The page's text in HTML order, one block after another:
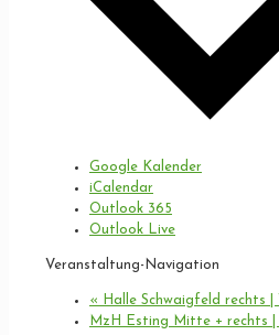
Google Kalender
iCalendar
Outlook 365
Outlook Live
Veranstaltung-Navigation
« Halle Schwaigfeld rechts |
MzH Esting Mitte + rechts